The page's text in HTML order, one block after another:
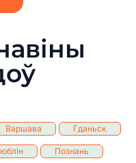
Варшава Гданьск
Познань